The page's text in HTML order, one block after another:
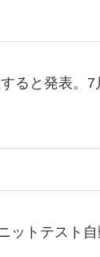
ると発表。7
ットテスト